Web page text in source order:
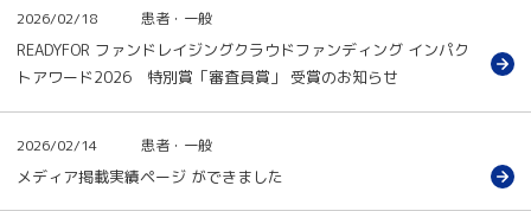
2026/02/18 患者・一般
READYFOR ファンドレイジングクラウドファンディング インパク
トアワード2026 特別賞「審査員賞」 受賞のお知らせ
2026/02/14 患者・一般
メディア掲載実績ページ ができました